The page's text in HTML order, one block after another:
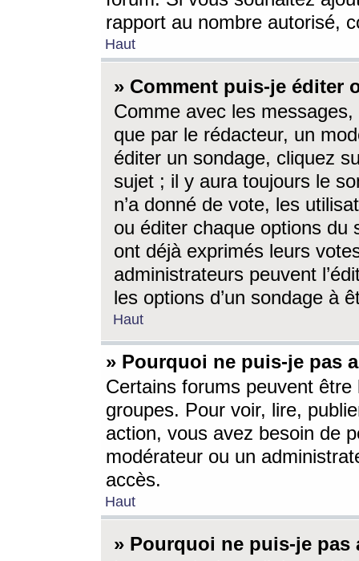
rapport au nombre autorisé,
Haut
» Comment puis-je éditer
Comme avec les
que par le rédacteur, un
éditer un sondage, cliquez
sujet ; il y aura toujours le
n’a donné de vote, les
ou éditer chaque options du
ont déjà exprimés leurs
administrateurs peuvent
les options d’un sondage à
Haut
» Pourquoi ne puis-je pas
Certains forums peuvent être
groupes. Pour voir, lire,
action, vous avez besoin de
modérateur ou un
accès.
Haut
» Pourquoi ne puis-je